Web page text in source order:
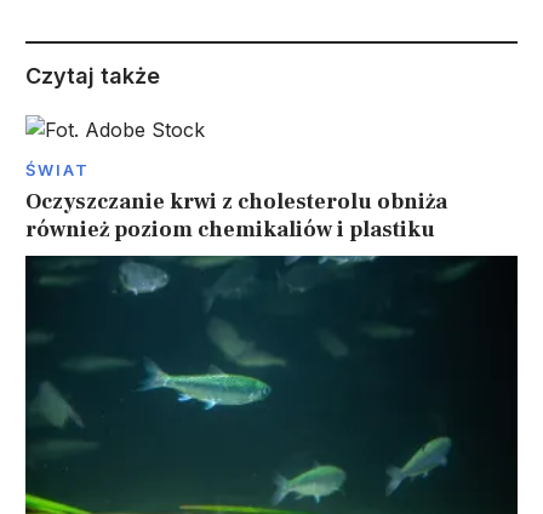
Czytaj także
ŚWIAT
Oczyszczanie krwi z cholesterolu obniża
również poziom chemikaliów i plastiku